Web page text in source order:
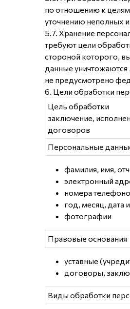
по отношению к
уточнению неполных
5.7. Хранение
требуют цели
стороной которого,
данные уничтожаются
не предусмотрено
6. Цели обработки
Цель обработки
заключение,
договоров
Персональные
фамилия, имя,
электронный
номера
год, месяц, дата
фотографии
Правовые основания
уставные
договоры,
Виды обработки